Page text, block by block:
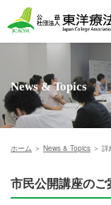
News & Topics
ホーム ＞ News & Topics ＞ 詳
市民公開講座のご